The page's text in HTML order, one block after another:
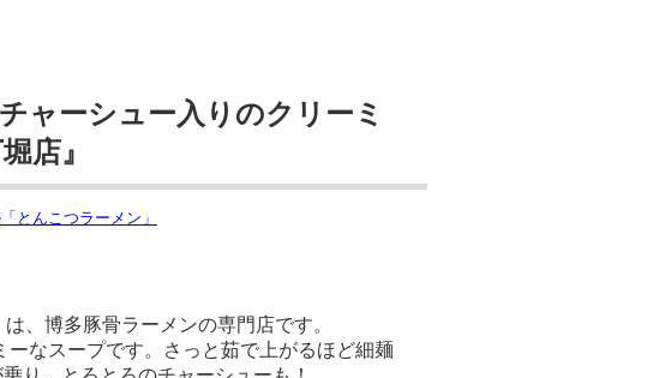
ャーシュー入りのクリーミ
店』
、博多豚骨ラーメンの専門店です。
ーなスープです。さっと茹で上がるほど細麺